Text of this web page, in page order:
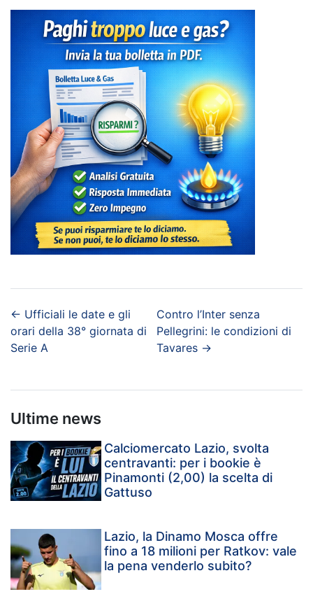
← Ufficiali le date e gli
orari della 38° giornata di
Serie A
Contro l’Inter senza
Pellegrini: le condizioni di
Tavares →
Ultime news
Calciomercato Lazio, svolta
centravanti: per i bookie è
Pinamonti (2,00) la scelta di
Gattuso
Lazio, la Dinamo Mosca offre
fino a 18 milioni per Ratkov: vale
la pena venderlo subito?